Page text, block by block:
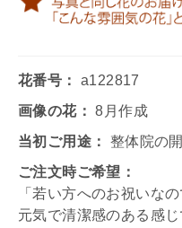
花番号：
a122817
画像の花：
8月作成
当初ご用途：
整体院の
ご注文時ご希望：
「若い方へのお祝いな
元気で清潔感のある感じ